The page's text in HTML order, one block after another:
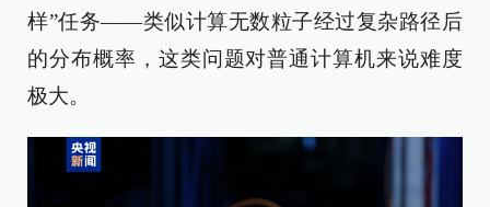
样”任务——类似计算无数粒子经过复杂路径后
的分布概率，这类问题对普通计算机来说难度
极大。